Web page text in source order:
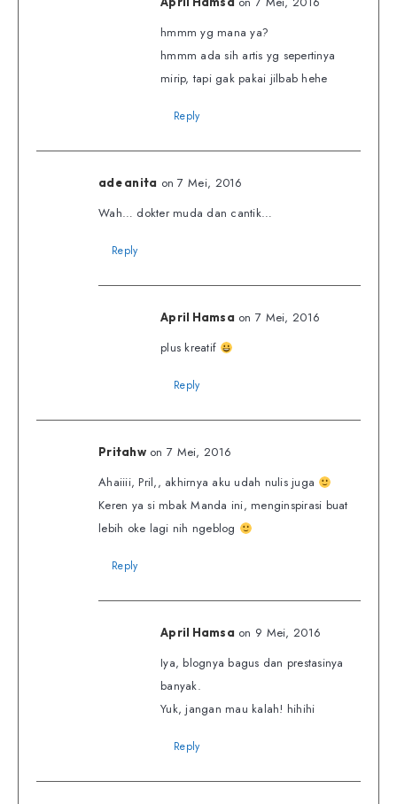
hmmm yg mana ya?
hmmm ada sih artis yg sepertinya
mirip, tapi gak pakai jilbab hehe
Reply
ade anita on 7 Mei, 2016
Wah… dokter muda dan cantik…
Reply
April Hamsa on 7 Mei, 2016
plus kreatif
Reply
Pritahw on 7 Mei, 2016
Ahaiiii, Pril,, akhirnya aku udah nulis juga
Keren ya si mbak Manda ini, menginspirasi buat
lebih oke lagi nih ngeblog
Reply
April Hamsa on 9 Mei, 2016
Iya, blognya bagus dan prestasinya
banyak.
Yuk, jangan mau kalah! hihihi
Reply